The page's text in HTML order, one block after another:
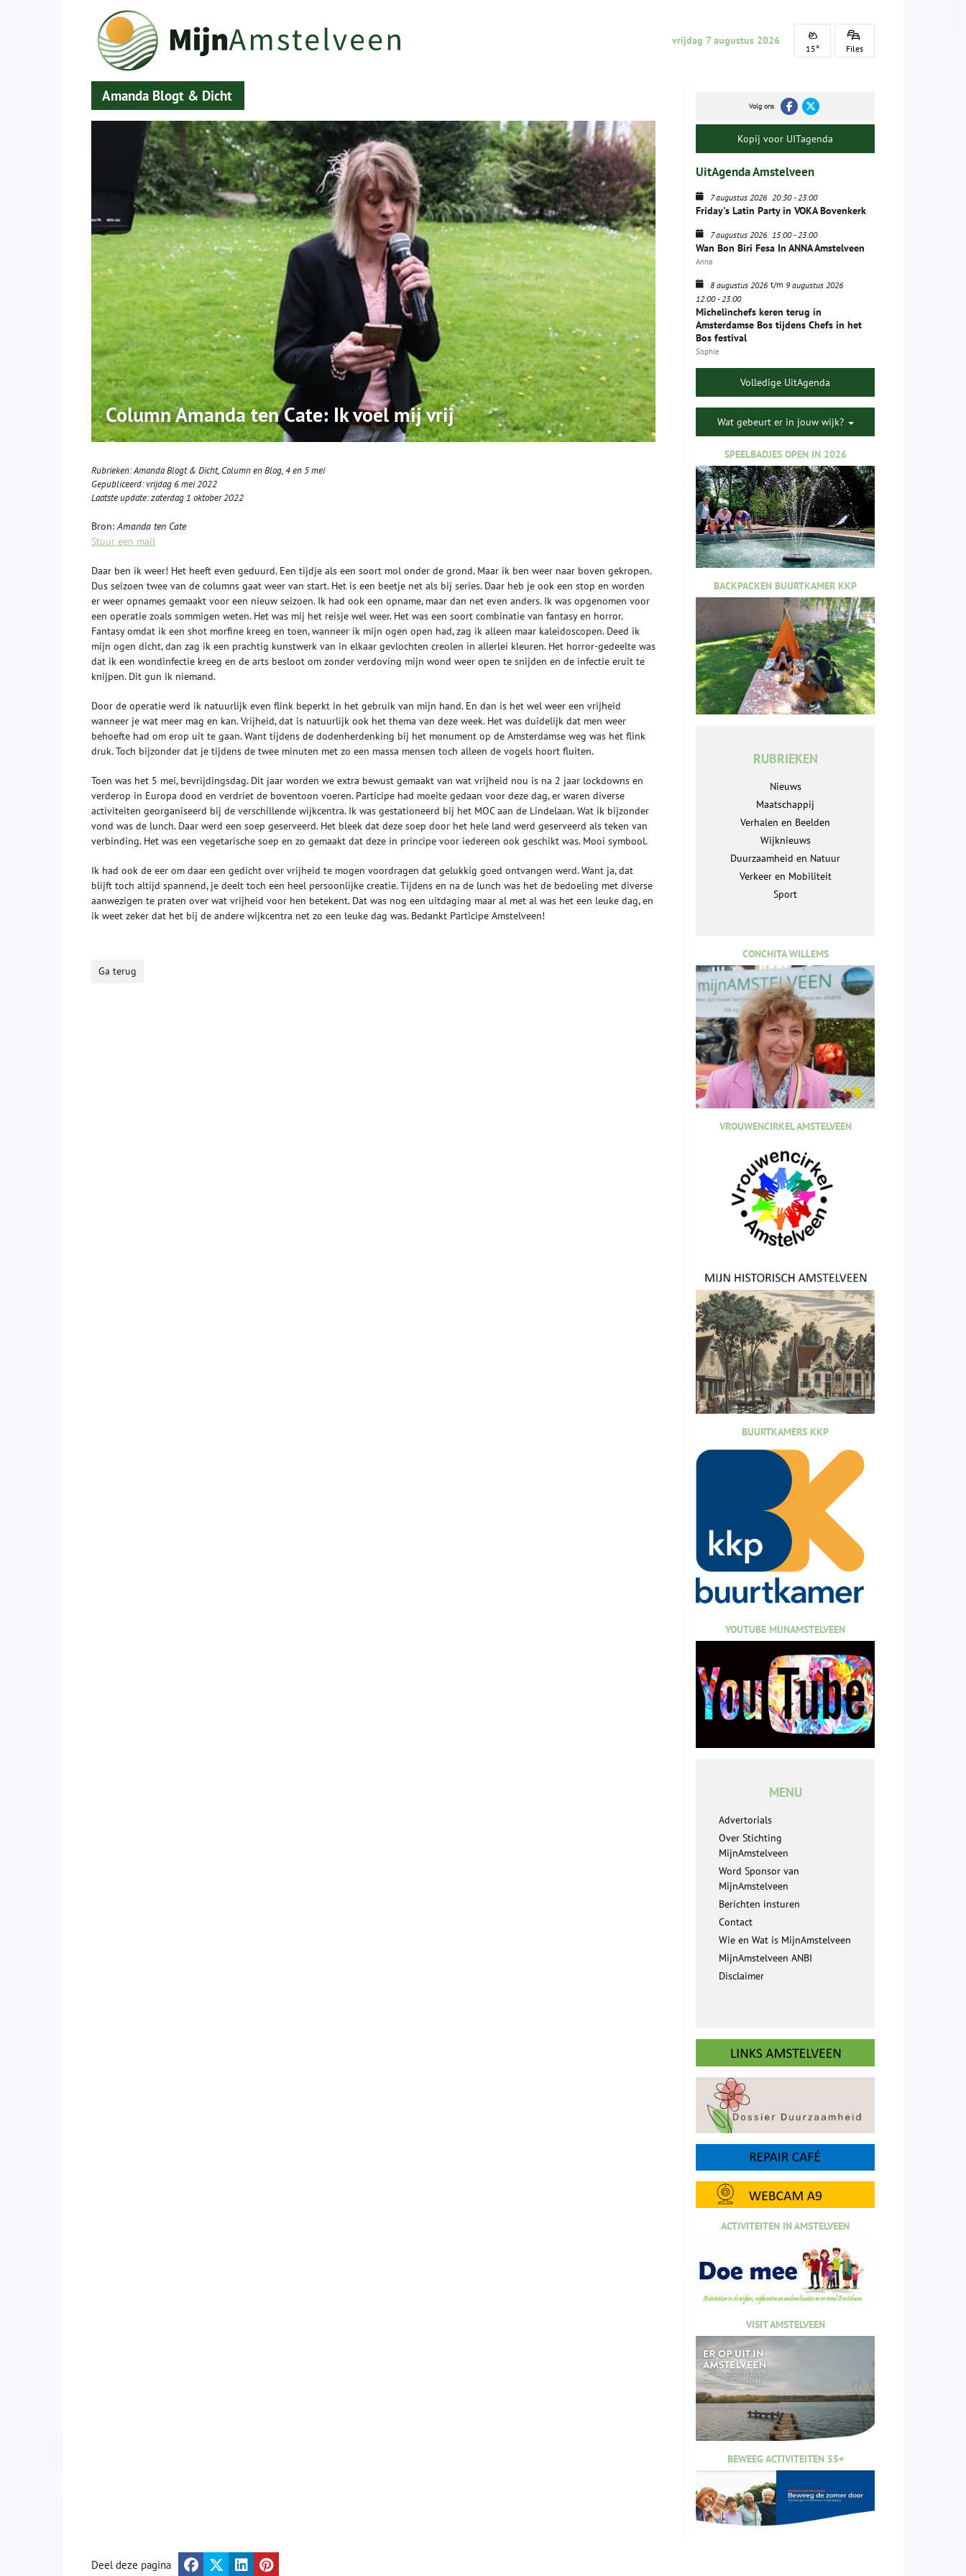
vrijdag 7 augustus 2026
15° Files
Amanda Blogt & Dicht
Column Amanda ten Cate: Ik voel mij vrij
Rubrieken:Amanda Blogt & Dicht, Column en Blog,4 en 5 mei
Gepubliceerd:vrijdag 6 mei 2022
Laatste update:zaterdag 1 oktober 2022
Bron:Amanda ten Cate
Stuur een mail
Daar ben ik weer! Het heeft even geduurd. Een tijdje als een soort mol onder de grond. Maar ik ben weer naar boven gekropen.
Dus seizoen twee van de columns gaat weer van start. Het is een beetje net als bij series. Daar heb je ook een stop en worden
er weer opnames gemaakt voor een nieuw seizoen. Ik had ook een opname, maar dan net even anders. Ik was opgenomen voor
een operatie zoals sommigen weten. Het was mij het reisje wel weer. Het was een soort combinatie van fantasy en horror.
Fantasy omdat ik een shot morfine kreeg en toen, wanneer ik mijn ogen open had, zag ik alleen maar kaleidoscopen. Deed ik
mijn ogen dicht, dan zag ik een prachtig kunstwerk van in elkaar gevlochten creolen in allerlei kleuren. Het horror-gedeelte was
dat ik een wondinfectie kreeg en de arts besloot om zonder verdoving mijn wond weer open te snijden en de infectie eruit te
knijpen. Dit gun ik niemand.
Door de operatie werd ik natuurlijk even flink beperkt in het gebruik van mijn hand. En dan is het wel weer een vrijheid
wanneer je wat meer mag en kan. Vrijheid, dat is natuurlijk ook het thema van deze week. Het was duidelijk dat men weer
behoefte had om erop uit te gaan. Want tijdens de dodenherdenking bij het monument op de Amsterdamse weg was het flink
druk. Toch bijzonder dat je tijdens de twee minuten met zo een massa mensen toch alleen de vogels hoort fluiten.
Toen was het 5 mei, bevrijdingsdag. Dit jaar worden we extra bewust gemaakt van wat vrijheid nou is na 2 jaar lockdowns en
verderop in Europa dood en verdriet de boventoon voeren. Participe had moeite gedaan voor deze dag, er waren diverse
activiteiten georganiseerd bij de verschillende wijkcentra. Ik was gestationeerd bij het MOC aan de Lindelaan. Wat ik bijzonder
vond was de lunch. Daar werd een soep geserveerd. Het bleek dat deze soep door het hele land werd geserveerd als teken van
verbinding. Het was een vegetarische soep en zo gemaakt dat deze in principe voor iedereen ook geschikt was. Mooi symbool.
Ik had ook de eer om daar een gedicht over vrijheid te mogen voordragen dat gelukkig goed ontvangen werd. Want ja, dat
blijft toch altijd spannend, je deelt toch een heel persoonlijke creatie. Tijdens en na de lunch was het de bedoeling met diverse
aanwezigen te praten over wat vrijheid voor hen betekent. Dat was nog een uitdaging maar al met al was het een leuke dag, en
ik weet zeker dat het bij de andere wijkcentra net zo een leuke dag was. Bedankt Participe Amstelveen!
Ga terug
Volg ons
Kopij voor UITagenda
UitAgenda Amstelveen
7 augustus 2026 20:30-23:00
Friday's Latin Party in VOKA Bovenkerk
7 augustus 2026 15:00-23:00
Wan Bon Biri Fesa In ANNA Amstelveen
Anna
8 augustus 2026 t/m 9 augustus 2026
12:00-23:00
Michelinchefs keren terug in
Amsterdamse Bos tijdens Chefs in het
Bos festival
Sophie
Volledige UitAgenda
Wat gebeurt er in jouw wijk?
SPEELBADJES OPEN IN 2026
BACKPACKEN BUURTKAMER KKP
RUBRIEKEN
Nieuws
Maatschappij
Verhalen en Beelden
Wijknieuws
Duurzaamheid en Natuur
Verkeer en Mobiliteit
Sport
CONCHITA WILLEMS
VROUWENCIRKEL AMSTELVEEN
BUURTKAMERS KKP
YOUTUBE MIJNAMSTELVEEN
MENU
Advertorials
Over Stichting
MijnAmstelveen
Word Sponsor van
MijnAmstelveen
Berichten insturen
Contact
Wie en Wat is MijnAmstelveen
MijnAmstelveen ANBI
Disclaimer
ACTIVITEITEN IN AMSTELVEEN
VISIT AMSTELVEEN
BEWEEG ACTIVITEITEN 55+
Deel deze pagina